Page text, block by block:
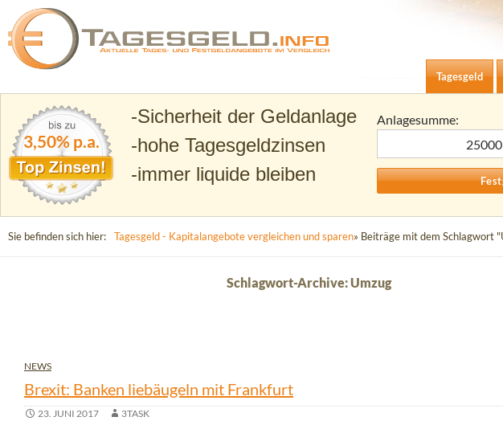
Tagesgeld.info – Tagesgeldkonten vergleichen und Tagesgeld-Zinsen
Zum Inhalt
Tagesgeld
3,50% p.a.
Sicherheit der Geldanlage
hohe Tagesgeldzinsen
immer liquide bleiben
Anlagesumme:
Sie befinden sich hier: Tagesgeld - Kapitalangebote vergleichen und sparen» Beiträge mit dem Schlagwort
Schlagwort-Archive: Umzug
NEWS
Brexit: Banken liebäugeln mit Frankfurt
23. JUNI 2017 3TASK